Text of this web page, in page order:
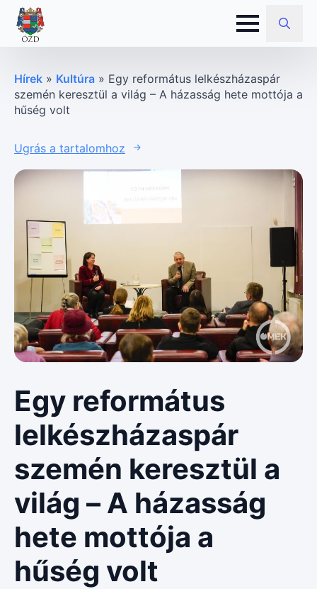
Search
Hírek » Kultúra » Egy református lelkészházaspár
szemén keresztül a világ – A házasság hete mottója a
hűség volt
Ugrás a tartalomhoz
Egy református
lelkészházaspár
szemén keresztül a
világ – A házasság
hete mottója a
hűség volt